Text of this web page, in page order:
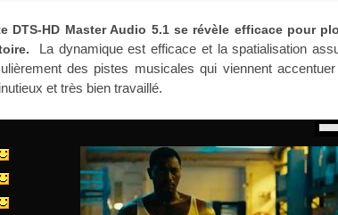
DTS-HD Master Audio 5.1 se révèle efficace pour
La dynamique est efficace et la spatialisation
des pistes musicales qui viennent accentuer
et très bien travaillé.